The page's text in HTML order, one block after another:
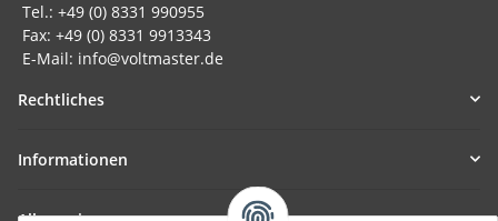
Tel.: +49 (0) 8331 990955
Fax: +49 (0) 8331 9913343
E-Mail: info@voltmaster.de
Rechtliches
Informationen